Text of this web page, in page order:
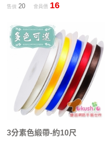
售價20 會員價 16
3分素色緞帶-約10尺